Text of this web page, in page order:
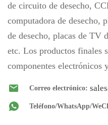
de circuito de desecho,
computadora de desecho,
de desecho, placas de TV
etc. Los productos finales
componentes electrónicos
Correo electrónico:
Teléfono/WhatsApp/